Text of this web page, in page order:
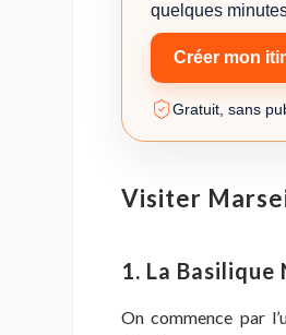
quelques
Créer mon
Gratuit, sans
Visiter
1. La
On commence par